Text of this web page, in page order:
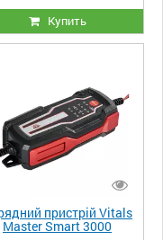
Купить
пристрій Vitals
Master Smart 3000